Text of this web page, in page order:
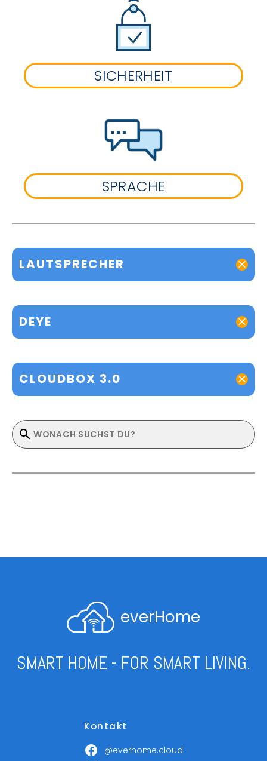
SICHERHEIT
SPRACHE
LAUTSPRECHER
DEYE
CLOUDBOX 3.0
everHome
SMART HOME - FOR SMART LIVING.
Kontakt
@everhome.cloud